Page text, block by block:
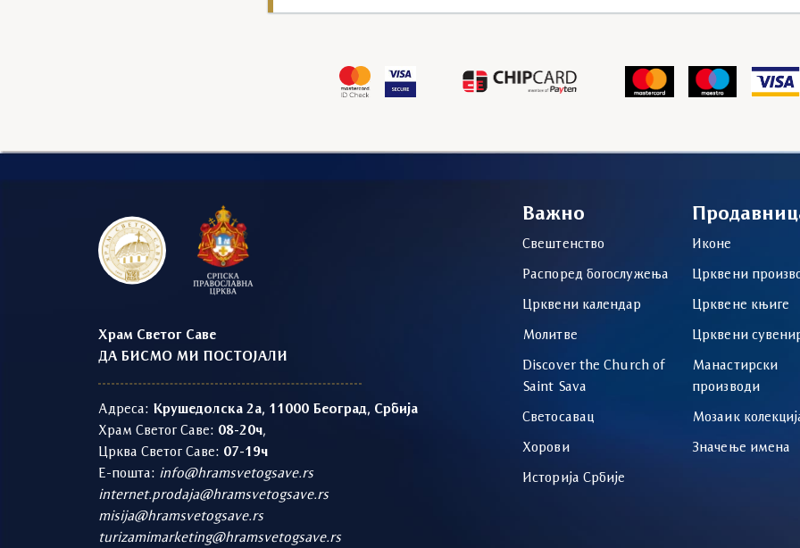
Храм Светог Саве
ДА БИСМО МИ ПОСТОЈАЛИ
Адреса: Крушедолска 2а, 11000 Београд, Србија
Храм Светог Саве: 08-20ч,
Црква Светог Саве: 07-19ч
Е-пошта: info@hramsvetogsave.rs
internet.prodaja@hramsvetogsave.rs
misija@hramsvetogsave.rs
turizamimarketing@hramsvetogsave.rs
Важно
Свештенство
Распоред богослужења
Црквени календар
Молитве
Discover the Church of
Saint Sava
Светосавац
Хорови
Историја Србије
Иконе
Црквени
Црквене књиге
Црквени
Манастирски
производи
Мозаик
Значење имена